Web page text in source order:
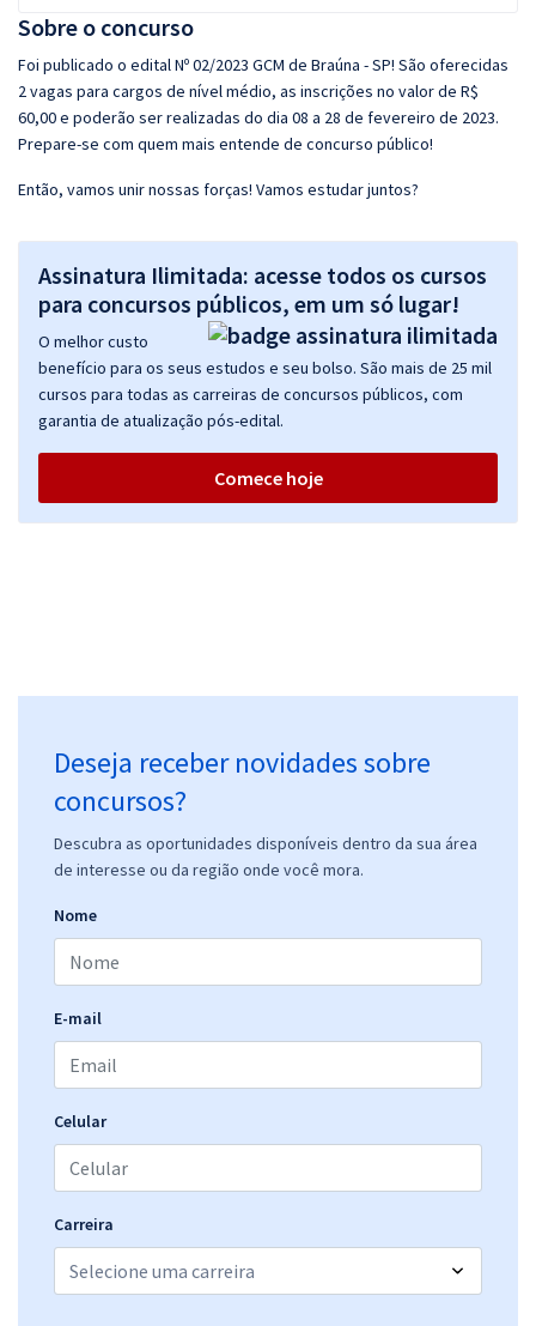
Sobre o concurso
Foi publicado o edital Nº 02/2023 GCM de Braúna - SP! São oferecidas
2 vagas para cargos de nível médio, as inscrições no valor de R$
60,00 e poderão ser realizadas do dia 08 a 28 de fevereiro de 2023.
Prepare-se com quem mais entende de concurso público!
Então, vamos unir nossas forças! Vamos estudar juntos?
Assinatura Ilimitada: acesse todos os cursos
para concursos públicos, em um só lugar!
O melhor custo
benefício para os seus estudos e seu bolso. São mais de 25 mil
cursos para todas as carreiras de concursos públicos, com
garantia de atualização pós-edital.
Comece hoje
Deseja receber novidades sobre
concursos?
Descubra as oportunidades disponíveis dentro da sua área
de interesse ou da região onde você mora.
Nome
E-mail
Celular
Carreira